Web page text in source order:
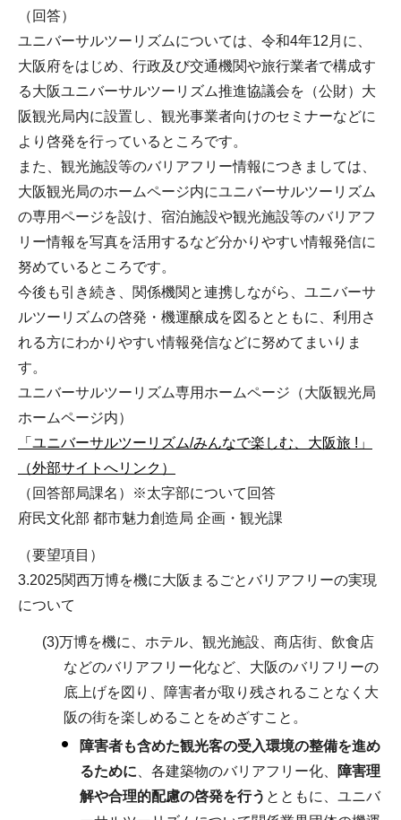
（回答）
ユニバーサルツーリズムについては、令和4年12月に、
大阪府をはじめ、行政及び交通機関や旅行業者で構成す
る大阪ユニバーサルツーリズム推進協議会を（公財）大
阪観光局内に設置し、観光事業者向けのセミナーなどに
より啓発を行っているところです。
また、観光施設等のバリアフリー情報につきましては、
大阪観光局のホームページ内にユニバーサルツーリズム
の専用ページを設け、宿泊施設や観光施設等のバリアフ
リー情報を写真を活用するなど分かりやすい情報発信に
努めているところです。
今後も引き続き、関係機関と連携しながら、ユニバーサ
ルツーリズムの啓発・機運醸成を図るとともに、利用さ
れる方にわかりやすい情報発信などに努めてまいりま
す。
ユニバーサルツーリズム専用ホームページ（大阪観光局
ホームページ内）
「ユニバーサルツーリズム/みんなで楽しむ、大阪旅 !」
（外部サイトへリンク）
（回答部局課名）※太字部について回答
府民文化部 都市魅力創造局 企画・観光課
（要望項目）
3.2025関西万博を機に大阪まるごとバリアフリーの実現
について
(3)万博を機に、ホテル、観光施設、商店街、飲食店
などのバリアフリー化など、大阪のバリフリーの
底上げを図り、障害者が取り残されることなく大
阪の街を楽しめることをめざすこと。
障害者も含めた観光客の受入環境の整備を進め
るために 、各建築物のバリアフリー化、
障害理
解や合理的配慮の啓発を行う とともに、ユニバ